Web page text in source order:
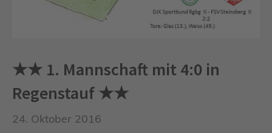
★★ 1. Mannschaft mit 4:0 in
Regenstauf ★★
24. Oktober 2016